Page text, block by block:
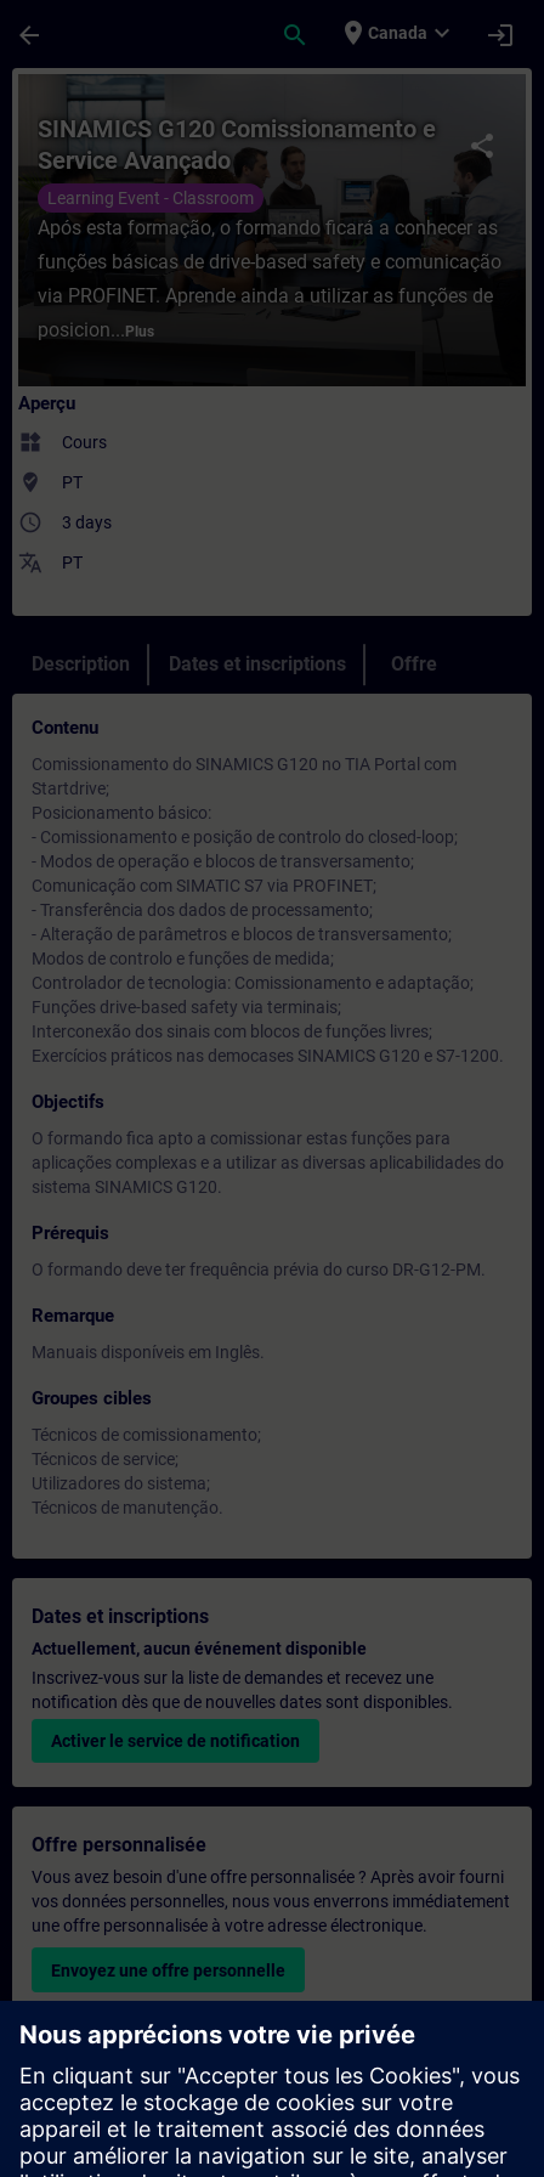
arrow_back search place Canada expand_more login
Cours - SINAMICS G120
share
SINAMICS G120 Comissionamento e
Service Avançado
Learning Event - Classroom
Após esta formação, o formando ficará a conhecer as
funções básicas de drive-based safety e comunicação
via PROFINET. Aprende ainda a utilizar as funções de
posicion... Plus
Aperçu
widgets Cours
where_to_vote PT
access_time 3 days
translate PT
Description Dates et inscriptions Offre
Contenu
Comissionamento do SINAMICS G120 no TIA Portal com
Startdrive;
Posicionamento básico:
- Comissionamento e posição de controlo do closed-loop;
- Modos de operação e blocos de transversamento;
Comunicação com SIMATIC S7 via PROFINET;
- Transferência dos dados de processamento;
- Alteração de parâmetros e blocos de transversamento;
Modos de controlo e funções de medida;
Controlador de tecnologia: Comissionamento e adaptação;
Funções drive-based safety via terminais;
Interconexão dos sinais com blocos de funções livres;
Exercícios práticos nas democases SINAMICS G120 e S7-1200.
Objectifs
O formando fica apto a comissionar estas funções para
aplicações complexas e a utilizar as diversas aplicabilidades do
sistema SINAMICS G120.
Prérequis
O formando deve ter frequência prévia do curso DR-G12-PM.
Remarque
Manuais disponíveis em Inglês.
Groupes cibles
Técnicos de comissionamento;
Técnicos de service;
Utilizadores do sistema;
Técnicos de manutenção.
Dates et inscriptions
Actuellement, aucun événement disponible
Inscrivez-vous sur la liste de demandes et recevez une
notification dès que de nouvelles dates sont disponibles.
Activer le service de notification
Offre personnalisée
Vous avez besoin d'une offre personnalisée ? Après avoir fourni
vos données personnelles, nous vous enverrons immédiatement
une offre personnalisée à votre adresse électronique.
Envoyez une offre personnelle
Demande de formation exclusive
Veuillez remplir le formulaire ci-dessous si vous souhaitez
obtenir un devis pour une formation exclusive, que ce soit sur
site, en ligne ou dans notre centre de formation SITRAIN. Ce